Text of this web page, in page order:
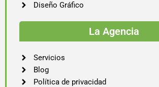
Diseño Gráfico
La Agencia
Servicios
Blog
Política de privacidad